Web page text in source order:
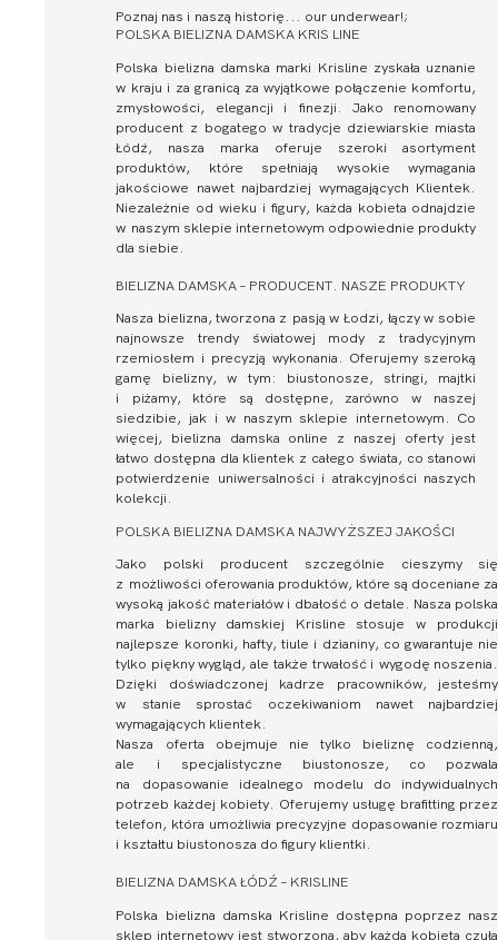
Poznaj nas i naszą historię ... our underwear!;
POLSKA BIELIZNA DAMSKA KRIS LINE
Polska bielizna damska marki Krisline zyskała uznanie
w kraju i za granicą za wyjątkowe połączenie komfortu,
zmysłowości, elegancji i finezji. Jako renomowany
producent z bogatego w tradycje dziewiarskie miasta
Łódź, nasza marka oferuje szeroki asortyment
produktów, które spełniają wysokie wymagania
jakościowe nawet najbardziej wymagających Klientek.
Niezależnie od wieku i figury, każda kobieta odnajdzie
w naszym sklepie internetowym odpowiednie produkty
dla siebie.
BIELIZNA DAMSKA – PRODUCENT. NASZE PRODUKTY
Nasza bielizna, tworzona z pasją w Łodzi, łączy w sobie
najnowsze trendy światowej mody z tradycyjnym
rzemiosłem i precyzją wykonania. Oferujemy szeroką
gamę bielizny, w tym: biustonosze, stringi, majtki
i piżamy, które są dostępne, zarówno w naszej
siedzibie, jak i w naszym sklepie internetowym. Co
więcej, bielizna damska online z naszej oferty jest
łatwo dostępna dla klientek z całego świata, co stanowi
potwierdzenie uniwersalności i atrakcyjności naszych
kolekcji.
POLSKA BIELIZNA DAMSKA NAJWYŻSZEJ JAKOŚCI
Jako polski producent szczególnie cieszymy się
z możliwości oferowania produktów, które są doceniane za
wysoką jakość materiałów i dbałość o detale. Nasza polska
marka bielizny damskiej Krisline stosuje w produkcji
najlepsze koronki, hafty, tiule i dzianiny, co gwarantuje nie
tylko piękny wygląd, ale także trwałość i wygodę noszenia.
Dzięki doświadczonej kadrze pracowników, jesteśmy
w stanie sprostać oczekiwaniom nawet najbardziej
wymagających klientek.
Nasza oferta obejmuje nie tylko bieliznę codzienną,
ale i specjalistyczne biustonosze, co pozwala
na dopasowanie idealnego modelu do indywidualnych
potrzeb każdej kobiety. Oferujemy usługę brafitting przez
telefon, która umożliwia precyzyjne dopasowanie rozmiaru
i kształtu biustonosza do figury klientki.
BIELIZNA DAMSKA ŁÓDŹ – KRISLINE
Polska bielizna damska Krisline dostępna poprzez nasz
sklep internetowy jest stworzona, aby każda kobieta czuła